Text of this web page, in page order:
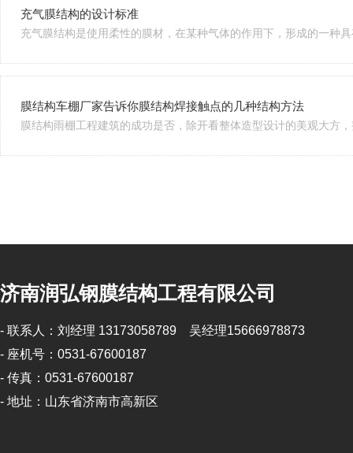
充气膜结构的设计标准
充气膜结构是使用柔性的膜材，在某种气体的作用下，形成的一种
膜结构车棚厂家告诉你膜结构焊接触点的几种结构方法
膜结构雨棚工程建筑的成功是否，除开看整体造型设计的美观大方
济南润弘钢膜结构工程有限公司
- 联系人：刘经理 13173058789 吴经理15666978873
- 座机号：0531-67600187
- 传真：0531-67600187
- 地址：山东省济南市高新区